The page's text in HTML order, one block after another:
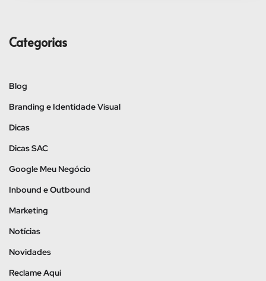
Categorias
Blog
Branding e Identidade Visual
Dicas
Dicas SAC
Google Meu Negócio
Inbound e Outbound
Marketing
Notícias
Novidades
Reclame Aqui